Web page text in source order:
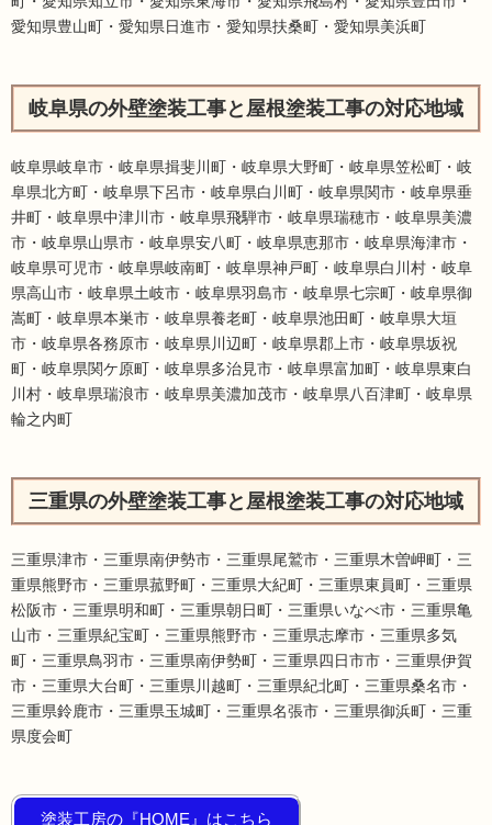
愛知県豊山町・愛知県日進市・愛知県扶桑町・愛知県美浜町
岐阜県の外壁塗装工事と屋根塗装工事の対応地域
岐阜県岐阜市・岐阜県揖斐川町・岐阜県大野町・岐阜県笠松町・岐
阜県北方町・岐阜県下呂市・岐阜県白川町・岐阜県関市・岐阜県垂
井町・岐阜県中津川市・岐阜県飛騨市・岐阜県瑞穂市・岐阜県美濃
市・岐阜県山県市・岐阜県安八町・岐阜県恵那市・岐阜県海津市・
岐阜県可児市・岐阜県岐南町・岐阜県神戸町・岐阜県白川村・岐阜
県高山市・岐阜県土岐市・岐阜県羽島市・岐阜県七宗町・岐阜県御
嵩町・岐阜県本巣市・岐阜県養老町・岐阜県池田町・岐阜県大垣
市・岐阜県各務原市・岐阜県川辺町・岐阜県郡上市・岐阜県坂祝
町・岐阜県関ケ原町・岐阜県多治見市・岐阜県富加町・岐阜県東白
川村・岐阜県瑞浪市・岐阜県美濃加茂市・岐阜県八百津町・岐阜県
輪之内町
三重県の外壁塗装工事と屋根塗装工事の対応地域
三重県津市・三重県南伊勢市・三重県尾鷲市・三重県木曽岬町・三
重県熊野市・三重県菰野町・三重県大紀町・三重県東員町・三重県
松阪市・三重県明和町・三重県朝日町・三重県いなべ市・三重県亀
山市・三重県紀宝町・三重県熊野市・三重県志摩市・三重県多気
町・三重県鳥羽市・三重県南伊勢町・三重県四日市市・三重県伊賀
市・三重県大台町・三重県川越町・三重県紀北町・三重県桑名市・
三重県鈴鹿市・三重県玉城町・三重県名張市・三重県御浜町・三重
県度会町
塗装工房の『HOME』はこちら